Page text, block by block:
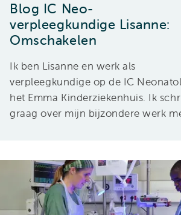
Blog IC Neo-
verpleegkundige Lisanne:
Omschakelen
Ik ben Lisanne en werk als
verpleegkundige op de IC
het Emma Kinderziekenhuis. Ik
graag over mijn bijzondere werk